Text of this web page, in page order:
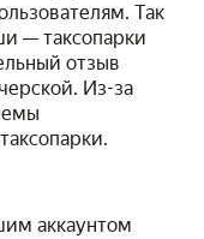
Так
— таксопарки
отзыв
Из-за
аккаунтом